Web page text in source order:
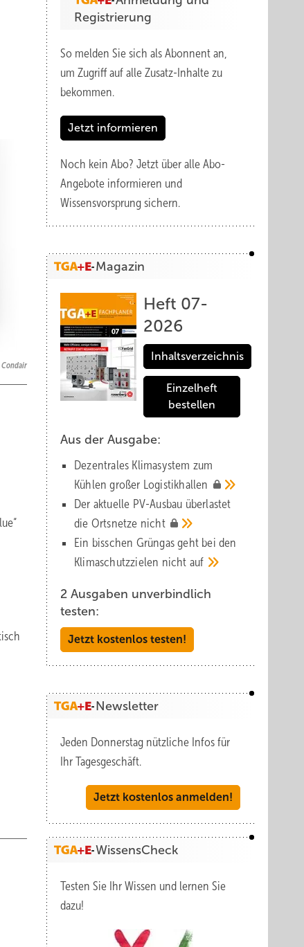
Condair
Registrierung
So melden Sie sich als Abonnent an,
um Zugriff auf alle Zusatz-Inhalte zu
bekommen.
Jetzt informieren
Noch kein Abo? Jetzt über alle Abo-
Angebote informieren und
Wissensvorsprung sichern.
Magazin
Heft 07-
2026
Inhaltsverzeichnis
Einzelheft
bestellen
Aus der Ausgabe:
Dezentrales Klimasystem zum
Kühlen großer Logistik­hallen
Der aktuelle PV-Ausbau über­lastet
die Orts­netze nicht
Ein bisschen Grüngas geht bei den
Klima­schutz­zielen nicht auf
2 Ausgaben unverbindlich
testen:
Jetzt kostenlos testen!
Newsletter
Jeden Donnerstag nützliche Infos für
Ihr Tagesgeschäft.
Jetzt kostenlos anmelden!
WissensCheck
Testen Sie Ihr Wissen und lernen Sie
dazu!